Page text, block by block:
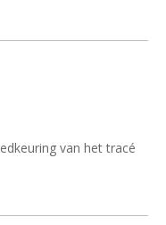
van het tracé